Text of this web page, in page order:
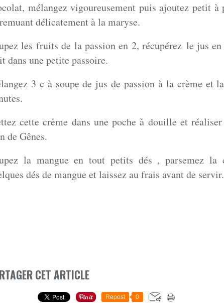
mélangez vigoureusement puis ajoutez petit
délicatement à la maryse.
les fruits de la passion en 2, récupérez le jus
dans une petite passoire.
3 c à soupe de jus de passion à la crème et
cette crème dans une poche à douille et
de Gênes.
la mangue en tout petits dés , parsemez la
dés de mangue et laissez au frais avant de servir.
CET ARTICLE
Repost 0